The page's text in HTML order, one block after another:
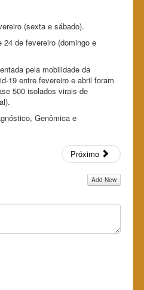
(sexta e sábado).
de fevereiro (domingo e
pela mobilidade da
19 entre fevereiro e abril foram
500 isolados virais de
Genômica e
Próximo
Add New